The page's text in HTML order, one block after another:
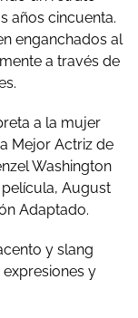
años cincuenta.
enganchados al
a través de
a la mujer
Mejor Actriz de
Washington
August
Adaptado.
y slang
y